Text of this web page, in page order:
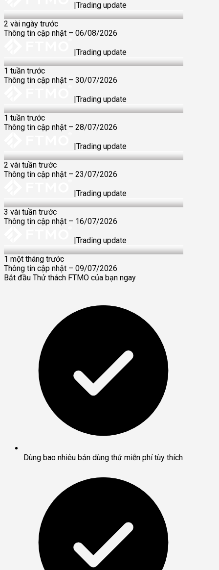
Trading update
6 Aug 2026
2 vài ngày trước
Thông tin cập nhật – 06/08/2026
Trading update
30 Jul 2026
1 tuần trước
Thông tin cập nhật – 30/07/2026
Trading update
28 Jul 2026
1 tuần trước
Thông tin cập nhật – 28/07/2026
Trading update
23 Jul 2026
2 vài tuần trước
Thông tin cập nhật – 23/07/2026
Trading update
16 Jul 2026
3 vài tuần trước
Thông tin cập nhật – 16/07/2026
Trading update
9 Jul 2026
1 một tháng trước
Thông tin cập nhật – 09/07/2026
Bắt đầu Thử thách FTMO của bạn ngay
Dùng bao nhiêu bản dùng thử miễn phí tùy thích